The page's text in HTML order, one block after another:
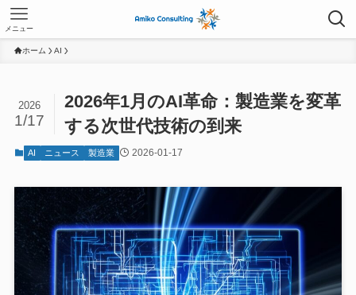
メニュー
ホーム AI
2026年1月のAI革命：製造業を変革
する次世代技術の到来
2026
1/17
AI ニュース 製造業 2026-01-17